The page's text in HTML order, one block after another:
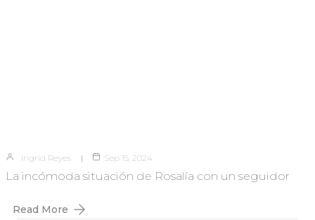
Ingrid Reyes Sep 15, 2024
La incómoda situación de Rosalía con un seguidor
Read More